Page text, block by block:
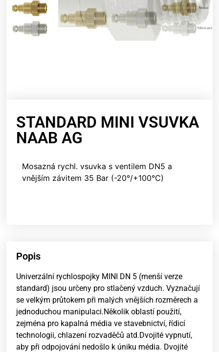
STANDARD MINI VSUVKA
NAAB AG
Mosazná rychl. vsuvka s ventilem DN5 a
vnějším závitem 35 Bar (-20°/+100°C)
Popis
Univerzální rychlospojky MINI DN 5 (menší verze
standard) jsou určeny pro stlačený vzduch. Vyznačují
se velkým průtokem při malých vnějších rozměrech a
jednoduchou manipulaci.Několik oblastí použití,
zejména pro kapalná média ve stavebnictví, řídicí
technologii, chlazení rozvaděčů atd.Dvojité vypnutí,
aby při odpojování nedošlo k úniku média. Dvojité